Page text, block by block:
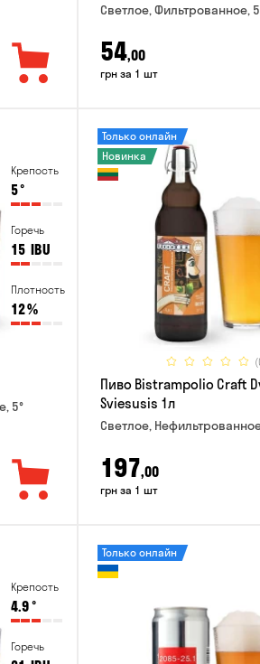
Светлое, Фильтрованное,
54,00
грн за 1 шт
Крепость
5°
Горечь
15 IBU
Плотность
12%
5°
Только онлайн
Новинка
Пиво Bistrampolio Craft
Sviesusis 1л
Светлое,
197,00
грн за 1 шт
Крепость
4.9°
Горечь
Только онлайн